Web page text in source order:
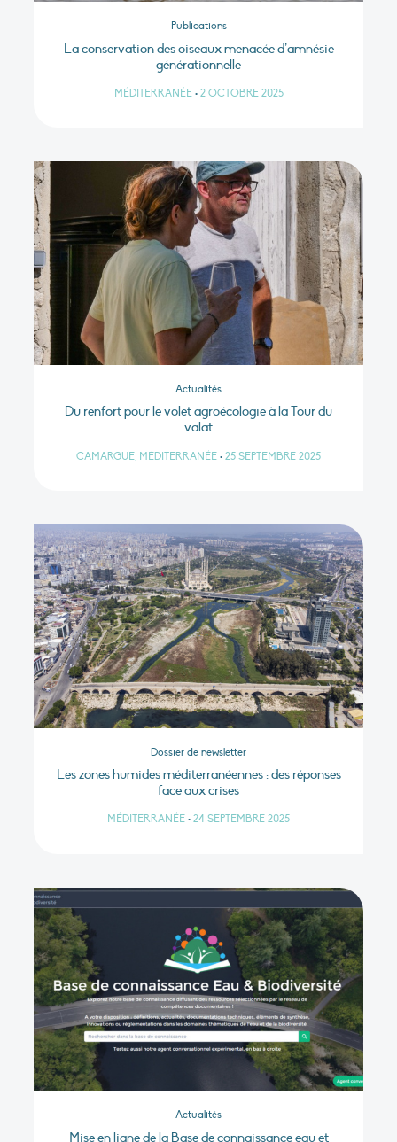
Publications
La conservation des oiseaux menacée d’amnésie
générationnelle
MÉDITERRANÉE • 2 OCTOBRE 2025
Actualités
Du renfort pour le volet agroécologie à la Tour du
valat
CAMARGUE, MÉDITERRANÉE • 25 SEPTEMBRE 2025
Dossier de newsletter
Les zones humides méditerranéennes : des réponses
face aux crises
MÉDITERRANÉE • 24 SEPTEMBRE 2025
Actualités
Mise en ligne de la Base de connaissance eau et